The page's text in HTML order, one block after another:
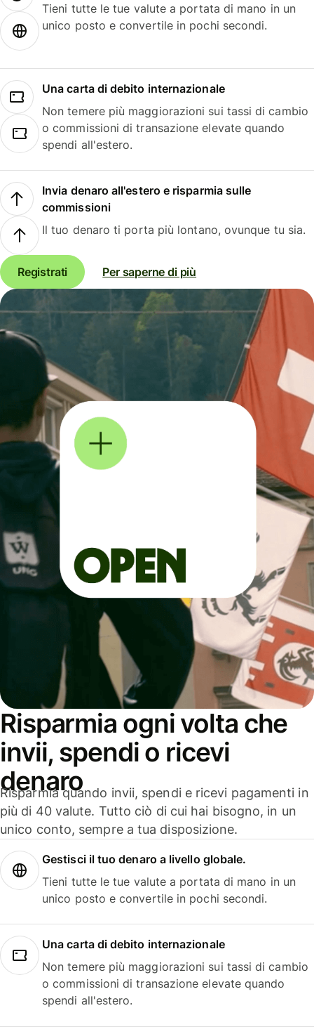
Tieni tutte le tue valute a portata di mano in un
unico posto e convertile in pochi secondi.
Una carta di debito internazionale
Non temere più maggiorazioni sui tassi di cambio
o commissioni di transazione elevate quando
spendi all'estero.
Invia denaro all'estero e risparmia sulle
commissioni
Il tuo denaro ti porta più lontano, ovunque tu sia.
Registrati Per saperne di più
Risparmia ogni volta che
invii, spendi o ricevi
denaro
Risparmia quando invii, spendi e ricevi pagamenti in
più di 40 valute. Tutto ciò di cui hai bisogno, in un
unico conto, sempre a tua disposizione.
Gestisci il tuo denaro a livello globale.
Tieni tutte le tue valute a portata di mano in un
unico posto e convertile in pochi secondi.
Una carta di debito internazionale
Non temere più maggiorazioni sui tassi di cambio
o commissioni di transazione elevate quando
spendi all'estero.